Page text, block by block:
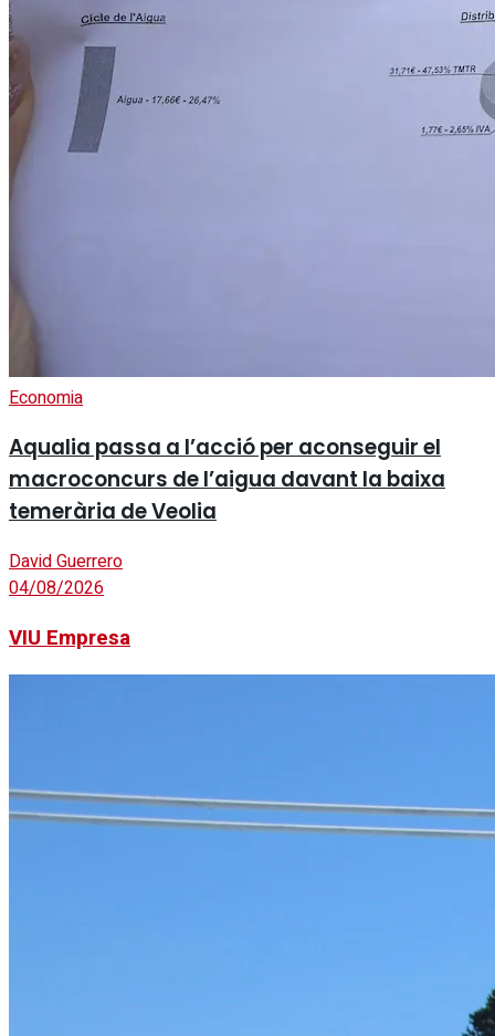
Economia
Aqualia passa a l’acció per aconseguir el
macroconcurs de l’aigua davant la baixa
temerària de Veolia
David Guerrero
04/08/2026
VIU Empresa